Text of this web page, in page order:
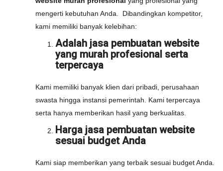
mengerti kebutuhan Anda. Dibandingkan kompetitor,
kami memiliki banyak kelebihan:
Adalah jasa pembuatan website
yang murah profesional serta
terpercaya
Kami memiliki banyak klien dari pribadi, perusahaan
swasta hingga instansi pemerintah. Kami terpercaya
serta hanya memberikan hasil yang berkualitas.
Harga jasa pembuatan website
sesuai budget Anda
Kami siap memberikan yang terbaik sesuai budget Anda.